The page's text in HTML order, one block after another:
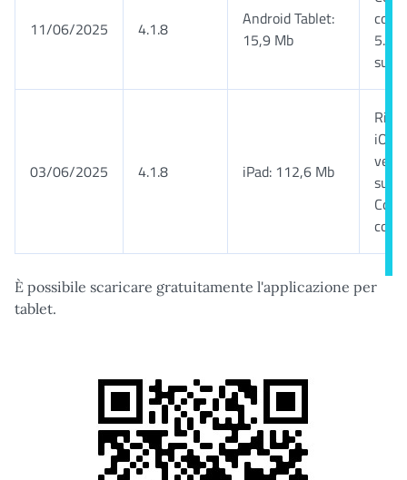
11/06/2025 4.1.8
Android Tablet:
15,9 Mb
con
5.0 e
03/06/2025 4.1.8 iPad: 112,6 Mb
iOS
con
È possibile scaricare gratuitamente l'applicazione per
tablet.